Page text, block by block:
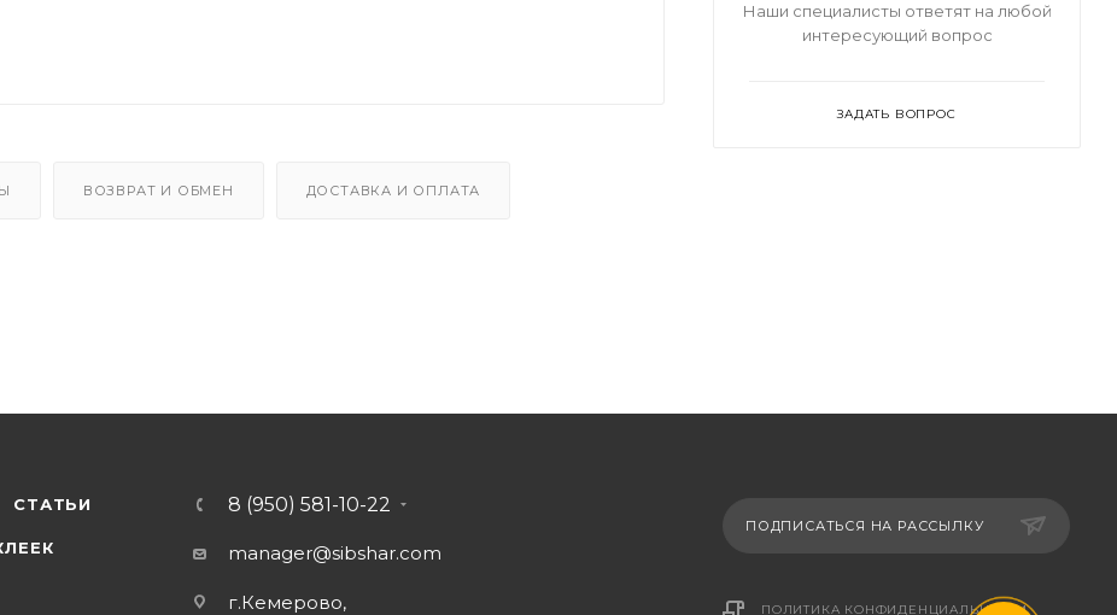
ВОЗВРАТ И ОБМЕН ДОСТАВКА И ОПЛАТА
Наши специалисты ответят на любой
интересующий вопрос
ЗАДАТЬ ВОПРОС
СТАТЬИ 8 (950) 581-10-22
manager@sibshar.com
г.Кемерово,
ПОДПИСАТЬСЯ НА РАССЫЛКУ
ПОЛИТИКА КОНФИДЕНЦИАЛЬНОСТИ